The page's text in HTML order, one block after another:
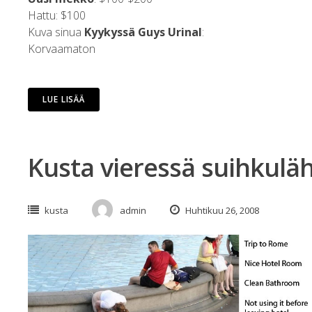
Hattu: $100
Kuva sinua Kyykyssä Guys Urinal:
Korvaamaton
LUE LISÄÄ
Kusta vieressä
kusta admin Huhtikuu 26, 2008